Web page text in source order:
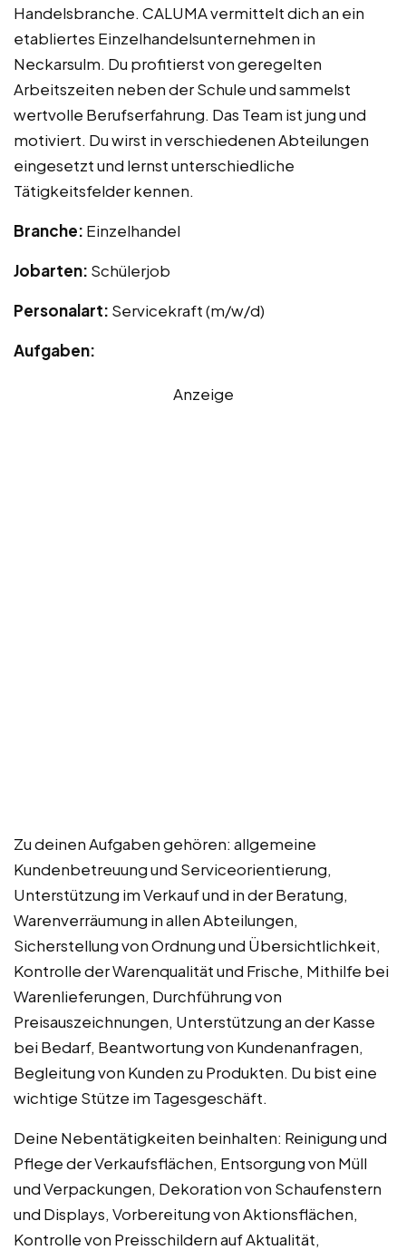
Handelsbranche. CALUMA vermittelt dich an ein
etabliertes Einzelhandelsunternehmen in
Neckarsulm. Du profitierst von geregelten
Arbeitszeiten neben der Schule und sammelst
wertvolle Berufserfahrung. Das Team ist jung und
motiviert. Du wirst in verschiedenen Abteilungen
eingesetzt und lernst unterschiedliche
Tätigkeitsfelder kennen.
Branche: Einzelhandel
Jobarten: Schülerjob
Personalart: Servicekraft (m/w/d)
Aufgaben:
Anzeige
Zu deinen Aufgaben gehören: allgemeine
Kundenbetreuung und Serviceorientierung,
Unterstützung im Verkauf und in der Beratung,
Warenverräumung in allen Abteilungen,
Sicherstellung von Ordnung und Übersichtlichkeit,
Kontrolle der Warenqualität und Frische, Mithilfe bei
Warenlieferungen, Durchführung von
Preisauszeichnungen, Unterstützung an der Kasse
bei Bedarf, Beantwortung von Kundenanfragen,
Begleitung von Kunden zu Produkten. Du bist eine
wichtige Stütze im Tagesgeschäft.
Deine Nebentätigkeiten beinhalten: Reinigung und
Pflege der Verkaufsflächen, Entsorgung von Müll
und Verpackungen, Dekoration von Schaufenstern
und Displays, Vorbereitung von Aktionsflächen,
Kontrolle von Preisschildern auf Aktualität,